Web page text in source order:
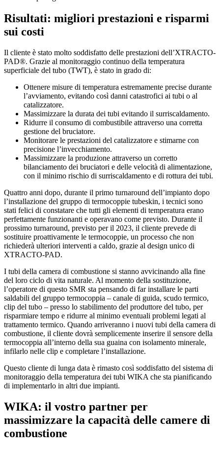
Risultati: migliori prestazioni e risparmi
sui costi
Il cliente è stato molto soddisfatto delle prestazioni dell’XTRACTO-
PAD®. Grazie al monitoraggio continuo della temperatura
superficiale del tubo (TWT), è stato in grado di:
Ottenere misure di temperatura estremamente precise durante
l’avviamento, evitando così danni catastrofici ai tubi o al
catalizzatore.
Massimizzare la durata dei tubi evitando il surriscaldamento.
Ridurre il consumo di combustibile attraverso una corretta
gestione del bruciatore.
Monitorare le prestazioni del catalizzatore e stimarne con
precisione l’invecchiamento.
Massimizzare la produzione attraverso un corretto
bilanciamento dei bruciatori e delle velocità di alimentazione,
con il minimo rischio di surriscaldamento e di rottura dei tubi.
Quattro anni dopo, durante il primo turnaround dell’impianto dopo
l’installazione del gruppo di termocoppie tubeskin, i tecnici sono
stati felici di constatare che tutti gli elementi di temperatura erano
perfettamente funzionanti e operavano come previsto. Durante il
prossimo turnaround, previsto per il 2023, il cliente prevede di
sostituire proattivamente le termocoppie, un processo che non
richiederà ulteriori interventi a caldo, grazie al design unico di
XTRACTO-PAD.
I tubi della camera di combustione si stanno avvicinando alla fine
del loro ciclo di vita naturale. Al momento della sostituzione,
l’operatore di questo SMR sta pensando di far installare le parti
saldabili del gruppo termocoppia – canale di guida, scudo termico,
clip del tubo – presso lo stabilimento del produttore del tubo, per
risparmiare tempo e ridurre al minimo eventuali problemi legati al
trattamento termico. Quando arriveranno i nuovi tubi della camera di
combustione, il cliente dovrà semplicemente inserire il sensore della
termocoppia all’interno della sua guaina con isolamento minerale,
infilarlo nelle clip e completare l’installazione.
Questo cliente di lunga data è rimasto così soddisfatto del sistema di
monitoraggio della temperatura dei tubi WIKA che sta pianificando
di implementarlo in altri due impianti.
WIKA: il vostro partner per
massimizzare la capacità delle camere di
combustione